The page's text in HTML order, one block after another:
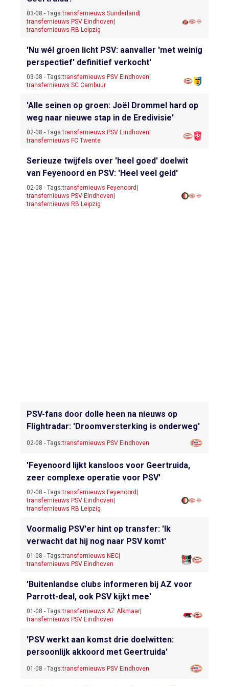
03-08 - Tags:transfernieuws Sunderland
transfernieuws PSV Eindhoven
transfernieuws RB Leipzig
'Nu wél groen licht PSV: aanvaller 'met weinig
perspectief' definitief verkocht'
03-08 - Tags:transfernieuws PSV Eindhoven
transfernieuws SC Cambuur
'Alle seinen op groen: Joël Drommel hard op
weg naar nieuwe stap in de Eredivisie'
02-08 - Tags:transfernieuws PSV Eindhoven
transfernieuws FC Twente
Serieuze twijfels over 'heel goed' doelwit
van Feyenoord en PSV: 'Heel veel geld'
02-08 - Tags:transfernieuws Feyenoord
transfernieuws PSV Eindhoven
transfernieuws RB Leipzig
PSV-fans door dolle heen na nieuws op
Flightradar: 'Droomversterking is onderweg'
02-08 - Tags:transfernieuws PSV Eindhoven
'Feyenoord lijkt kansloos voor Geertruida,
zeer complexe operatie voor PSV'
02-08 - Tags:transfernieuws Feyenoord
transfernieuws PSV Eindhoven
transfernieuws RB Leipzig
Voormalig PSV'er hint op transfer: 'Ik
verwacht dat hij nog naar PSV komt'
01-08 - Tags:transfernieuws NEC
transfernieuws PSV Eindhoven
'Buitenlandse clubs informeren bij AZ voor
Parrott-deal, ook PSV kijkt mee'
01-08 - Tags:transfernieuws AZ Alkmaar
transfernieuws PSV Eindhoven
'PSV werkt aan komst drie doelwitten:
persoonlijk akkoord met Geertruida'
01-08 - Tags:transfernieuws PSV Eindhoven